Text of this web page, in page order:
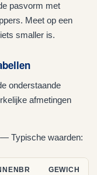
pasvorm met
Meet op een
smaller is.
onderstaande
afmetingen
Typische waarden:
GEWICH